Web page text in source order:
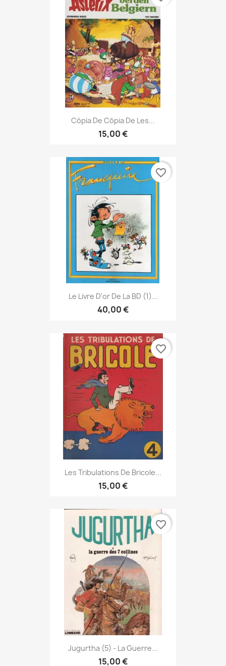
Cópia De Cópia De Les...
15,00 €
Le Livre D'or De La BD (1)...
40,00 €
favorite_border
Les Tribulations De Bricole...
15,00 €
favorite_border
Jugurtha (5) - La Guerre...
15,00 €
favorite_border